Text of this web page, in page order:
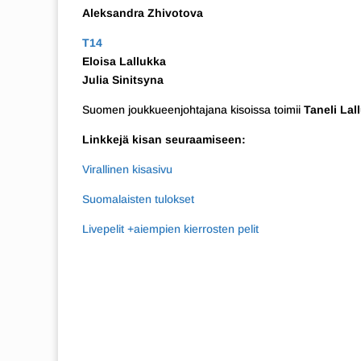
Aleksandra Zhivotova
T14
Eloisa Lallukka
Julia Sinitsyna
Suomen joukkueenjohtajana kisoissa toimii Taneli
Linkkejä kisan seuraamiseen:
Virallinen kisasivu
Suomalaisten tulokset
Livepelit +aiempien kierrosten pelit